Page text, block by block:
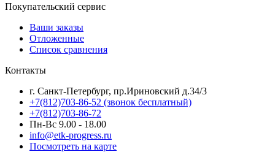
Покупательский сервис
Ваши заказы
Отложенные
Список сравнения
Контакты
г. Санкт-Петербург, пр.Ириновский д.34/3
+7(812)703-86-52 (звонок бесплатный)
+7(812)703-86-72
Пн-Вс 9.00 - 18.00
info@etk-progress.ru
Посмотреть на карте